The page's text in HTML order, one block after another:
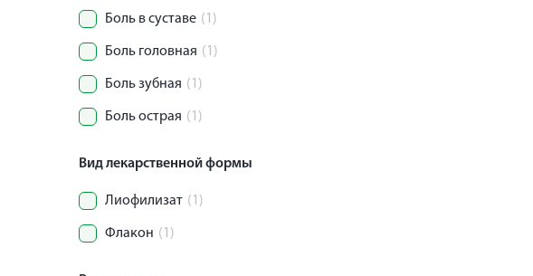
Боль в суставе (1)
Боль головная (1)
Боль зубная (1)
Боль острая (1)
Вид лекарственной формы
Лиофилизат (1)
Флакон (1)